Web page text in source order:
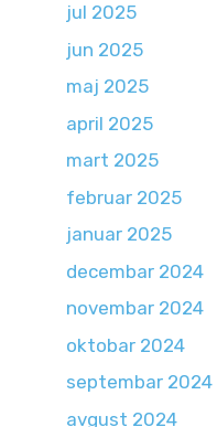
jul 2025
jun 2025
maj 2025
april 2025
mart 2025
februar 2025
januar 2025
decembar 2024
novembar 2024
oktobar 2024
septembar 2024
avgust 2024